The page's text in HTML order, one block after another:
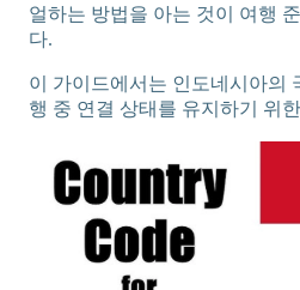
얼하는 방법을 아는 것이 여행
다.
이 가이드에서는 인도네시아의
행 중 연결 상태를 유지하기 위